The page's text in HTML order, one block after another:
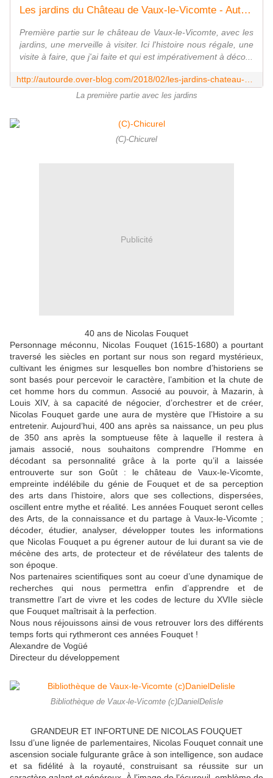
Les jardins du Château de Vaux-le-Vicomte - Autour de
Première partie sur le château de Vaux-le-Vicomte, avec les
jardins, une merveille à visiter. Ici l'histoire nous régale, une
visite à faire, que j'ai faite et qui est impérativement à déco...
La première partie avec les jardins
(C)-Chicurel
Publicité
40 ans de Nicolas Fouquet
Personnage méconnu, Nicolas Fouquet (1615-1680) a pourtant
traversé les siècles en portant sur nous son regard mystérieux,
cultivant les énigmes sur lesquelles bon nombre d’historiens se
sont basés pour percevoir le caractère, l’ambition et la chute de
cet homme hors du commun. Associé au pouvoir, à Mazarin, à
Louis XIV, à sa capacité de négocier, d’orchestrer et de créer,
Nicolas Fouquet garde une aura de mystère que l’Histoire a su
entretenir. Aujourd’hui, 400 ans après sa naissance, un peu plus
de 350 ans après la somptueuse fête à laquelle il restera à
jamais associé, nous souhaitons comprendre l’Homme en
décodant sa personnalité grâce à la porte qu’il a laissée
entrouverte sur son Goût : le château de Vaux-le-Vicomte,
empreinte indélébile du génie de Fouquet et de sa perception
des arts dans l’histoire, alors que ses collections, dispersées,
oscillent entre mythe et réalité. Les années Fouquet seront celles
des Arts, de la connaissance et du partage à Vaux-le-Vicomte ;
décoder, étudier, analyser, développer toutes les informations
que Nicolas Fouquet a pu égrener autour de lui durant sa vie de
mécène des arts, de protecteur et de révélateur des talents de
son époque.
Nos partenaires scientifiques sont au coeur d’une dynamique de
recherches qui nous permettra enfin d’apprendre et de
transmettre l’art de vivre et les codes de lecture du XVIIe siècle
que Fouquet maîtrisait à la perfection.
Nous nous réjouissons ainsi de vous retrouver lors des différents
temps forts qui rythmeront ces années Fouquet !
Alexandre de Vogüé
Directeur du développement
Bibliothèque de Vaux-le-Vicomte (c)DanielDelisle
GRANDEUR ET INFORTUNE DE NICOLAS FOUQUET
Issu d’une lignée de parlementaires, Nicolas Fouquet connait une
ascension sociale fulgurante grâce à son intelligence, son audace
et sa fidélité à la royauté, construisant sa réussite sur un